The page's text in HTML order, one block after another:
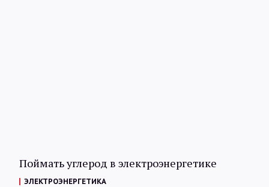
@Infotek_Russia
Поймать углерод в электроэнергетике
ЭЛЕКТРОЭНЕРГЕТИКА